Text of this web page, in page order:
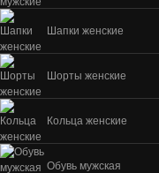
Шапки женские
Шорты женские
Кольца женские
Обувь мужская